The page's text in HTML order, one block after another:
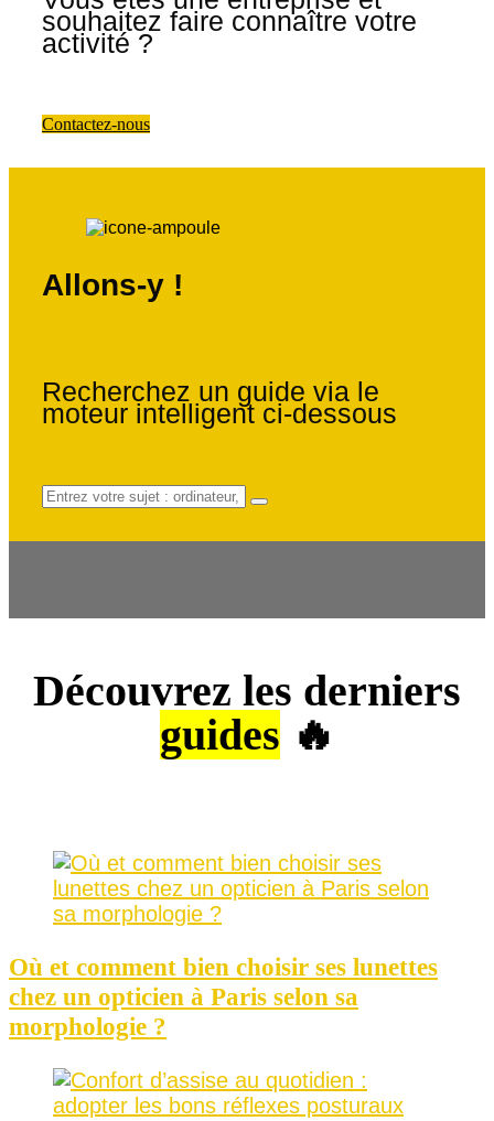
souhaitez faire connaître votre
activité ?
Contactez-nous
Allons-y !
Recherchez un guide via le
moteur intelligent ci-dessous
Découvrez les derniers
guides 🔥
Où et comment bien choisir ses lunettes
chez un opticien à Paris selon sa
morphologie ?